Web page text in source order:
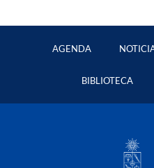
AGENDA
BIBLIOTECA